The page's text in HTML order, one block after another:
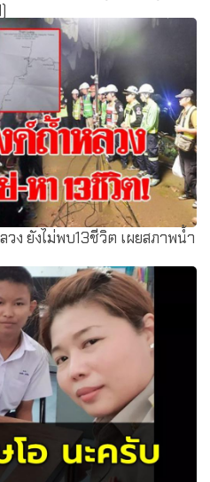
ง ยังไม่พบ13ชีวิต เผยสภาพน้ำ